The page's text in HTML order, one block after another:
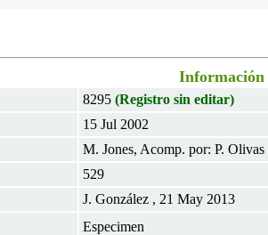
Información
8295 (Registro sin editar)
15 Jul 2002
M. Jones, Acomp. por: P. Olivas
529
J. González , 21 May 2013
Especimen